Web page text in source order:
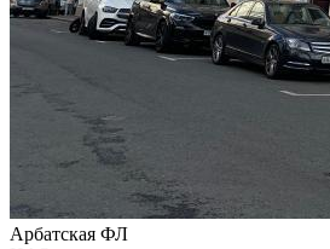
Арбатская ФЛ